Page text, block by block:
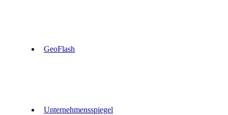
GeoFlash
Unternehmensspiegel